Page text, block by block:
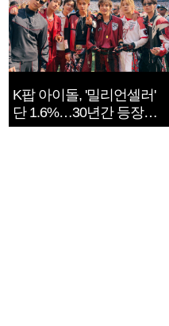
K팝 아이돌, '밀리언셀러'
단 1.6%…30년간 등장
1182개팀 전수조사